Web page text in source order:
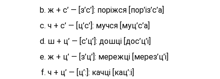
ж + с’ — [з’с’]: поріжся [пор’із’с’а]
ч + с’ — [ц’с’]: мучся [муц’с’а]
ш + ц’ — [с’ц’]: дошці [дос’ц’і]
ж + ц’ — [з’ц’]: мережці [мерез’ц’і]
ч + ц’ — [ц’:]: качці [кац’:і]